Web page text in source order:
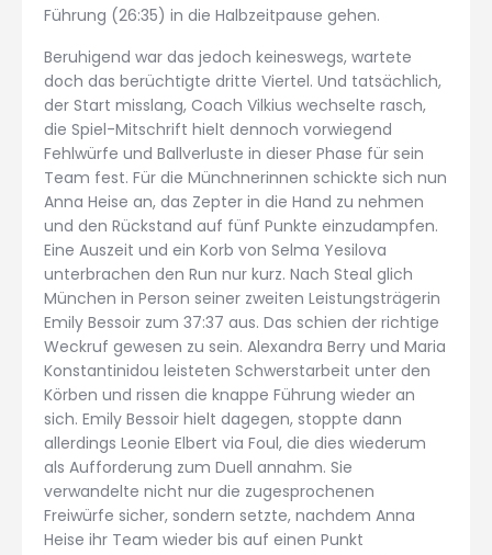
Führung (26:35) in die Halbzeitpause gehen.
Beruhigend war das jedoch keineswegs, wartete
doch das berüchtigte dritte Viertel. Und tatsächlich,
der Start misslang, Coach Vilkius wechselte rasch,
die Spiel-Mitschrift hielt dennoch vorwiegend
Fehlwürfe und Ballverluste in dieser Phase für sein
Team fest. Für die Münchnerinnen schickte sich nun
Anna Heise an, das Zepter in die Hand zu nehmen
und den Rückstand auf fünf Punkte einzudampfen.
Eine Auszeit und ein Korb von Selma Yesilova
unterbrachen den Run nur kurz. Nach Steal glich
München in Person seiner zweiten Leistungsträgerin
Emily Bessoir zum 37:37 aus. Das schien der richtige
Weckruf gewesen zu sein. Alexandra Berry und Maria
Konstantinidou leisteten Schwerstarbeit unter den
Körben und rissen die knappe Führung wieder an
sich. Emily Bessoir hielt dagegen, stoppte dann
allerdings Leonie Elbert via Foul, die dies wiederum
als Aufforderung zum Duell annahm. Sie
verwandelte nicht nur die zugesprochenen
Freiwürfe sicher, sondern setzte, nachdem Anna
Heise ihr Team wieder bis auf einen Punkt